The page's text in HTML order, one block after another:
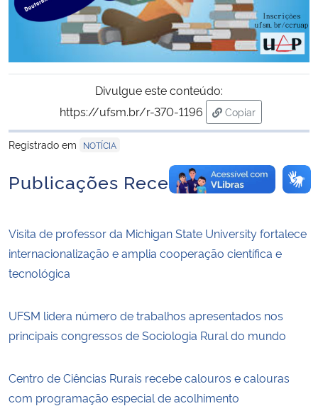
Planalto
Divulgue este conteúdo:
https://ufsm.br/r-370-1196
Copiar
para área de
Registrado em
NOTÍCIA
Publicações Recentes
Visita de professor da Michigan State University fortalece
internacionalização e amplia cooperação científica e
tecnológica
UFSM lidera número de trabalhos apresentados nos
principais congressos de Sociologia Rural do mundo
Centro de Ciências Rurais recebe calouros e calouras
com programação especial de acolhimento